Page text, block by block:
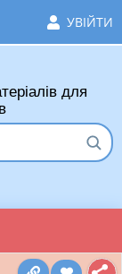
УВІЙТИ
для